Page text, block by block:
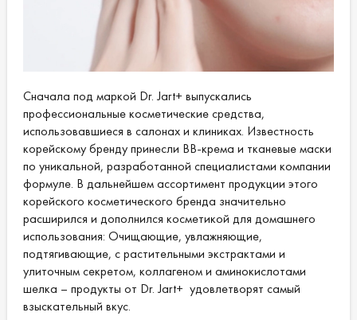
Сначала под маркой Dr. Jart+ выпускались
профессиональные косметические средства,
использовавшиеся в салонах и клиниках. Известность
корейскому бренду принесли BB-крема и тканевые маски
по уникальной, разработанной специалистами компании
формуле. В дальнейшем ассортимент продукции этого
корейского косметического бренда значительно
расширился и дополнился косметикой для домашнего
использования: Очищающие, увлажняющие,
подтягивающие, с растительными экстрактами и
улиточным секретом, коллагеном и аминокислотами
шелка – продукты от Dr. Jart+ удовлетворят самый
взыскательный вкус.